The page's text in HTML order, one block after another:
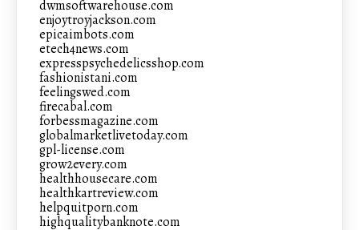
dwmsoftwarehouse.com
enjoytroyjackson.com
epicaimbots.com
etech4news.com
expresspsychedelicsshop.com
fashionistani.com
feelingswed.com
firecabal.com
forbessmagazine.com
globalmarketlivetoday.com
gpl-license.com
grow2every.com
healthhousecare.com
healthkartreview.com
helpquitporn.com
highqualitybanknote.com